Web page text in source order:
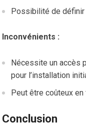
Possibilité de définir
Inconvénients :
Nécessite un accès
pour l’installation
Peut être coûteux en
Conclusion